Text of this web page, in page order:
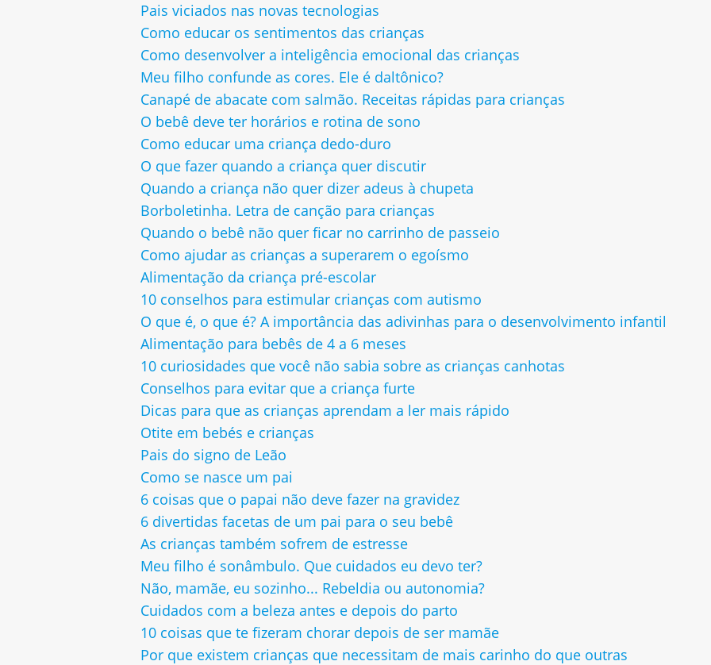
Pais viciados nas novas tecnologias
Como educar os sentimentos das crianças
Como desenvolver a inteligência emocional das crianças
Meu filho confunde as cores. Ele é daltônico?
Canapé de abacate com salmão. Receitas rápidas para crianças
O bebê deve ter horários e rotina de sono
Como educar uma criança dedo-duro
O que fazer quando a criança quer discutir
Quando a criança não quer dizer adeus à chupeta
Borboletinha. Letra de canção para crianças
Quando o bebê não quer ficar no carrinho de passeio
Como ajudar as crianças a superarem o egoísmo
Alimentação da criança pré-escolar
10 conselhos para estimular crianças com autismo
O que é, o que é? A importância das adivinhas para o desenvolvimento infantil
Alimentação para bebês de 4 a 6 meses
10 curiosidades que você não sabia sobre as crianças canhotas
Conselhos para evitar que a criança furte
Dicas para que as crianças aprendam a ler mais rápido
Otite em bebés e crianças
Pais do signo de Leão
Como se nasce um pai
6 coisas que o papai não deve fazer na gravidez
6 divertidas facetas de um pai para o seu bebê
As crianças também sofrem de estresse
Meu filho é sonâmbulo. Que cuidados eu devo ter?
Não, mamãe, eu sozinho... Rebeldia ou autonomia?
Cuidados com a beleza antes e depois do parto
10 coisas que te fizeram chorar depois de ser mamãe
Por que existem crianças que necessitam de mais carinho do que outras